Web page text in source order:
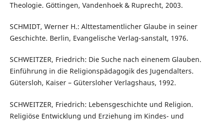
Theologie. Göttingen, Vandenhoek & Ruprecht, 2003.
SCHMIDT, Werner H.: Alttestamentlicher Glaube in seiner
Geschichte. Berlin, Evangelische Verlag-sanstalt, 1976.
SCHWEITZER, Friedrich: Die Suche nach einenem Glauben.
Einführung in die Religionspädagogik des Jugendalters.
Gütersloh, Kaiser – Gütersloher Verlagshaus, 1992.
SCHWEITZER, Friedrich: Lebensgeschichte und Religion.
Religiöse Entwicklung und Erziehung im Kindes- und